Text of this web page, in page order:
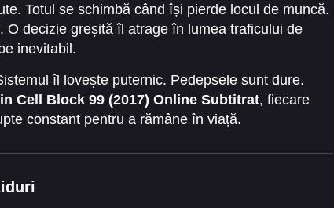
Totul se schimbă când își pierde locul de muncă.
decizie greșită îl atrage în lumea traficului de
inevitabil.
îl lovește puternic. Pedepsele sunt dure.
Cell Block 99 (2017) Online Subtitrat, fiecare
constant pentru a rămâne în viață.